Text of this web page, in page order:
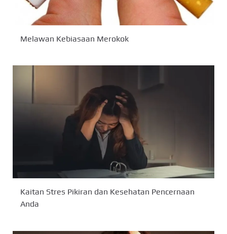
Melawan Kebiasaan Merokok
Kaitan Stres Pikiran dan Kesehatan Pencernaan
Anda